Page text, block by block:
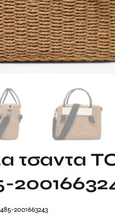
τσαντα
2001663243